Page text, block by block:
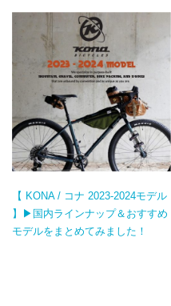
【 KONA / コナ 2023-2024モデル
】▶国内ラインナップ＆おすすめ
モデルをまとめてみました！